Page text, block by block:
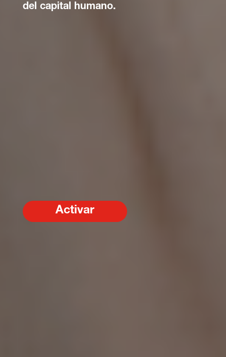
del capital humano.
Activar